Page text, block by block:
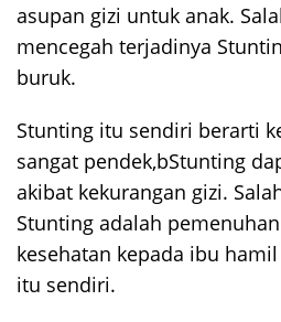
asupan gizi untuk anak.
mencegah terjadinya
buruk.
Stunting itu sendiri berarti
sangat pendek,bStunting
akibat kekurangan gizi.
Stunting adalah
kesehatan kepada ibu
itu sendiri.